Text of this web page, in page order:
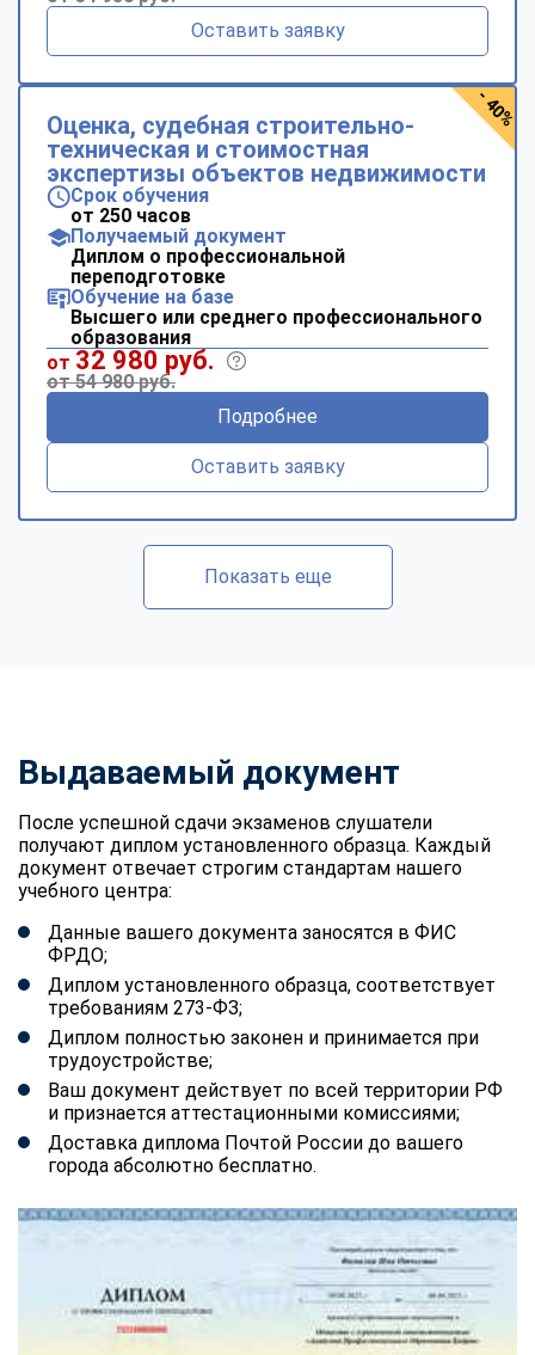
Оставить заявку
Оценка, судебная строительно-
техническая и стоимостная
экспертизы объектов недвижимости
Срок обучения
от 250 часов
Получаемый документ
Диплом о профессиональной
переподготовке
Обучение на базе
Высшего или среднего профессионального
образования
от 32 980 руб.
от 54 980 руб.
Подробнее
Оставить заявку
- 40%
Показать еще
Выдаваемый документ
После успешной сдачи экзаменов слушатели
получают диплом установленного образца. Каждый
документ отвечает строгим стандартам нашего
учебного центра:
Данные вашего документа заносятся в ФИС
ФРДО;
Диплом установленного образца, соответствует
требованиям 273-ФЗ;
Диплом полностью законен и принимается при
трудоустройстве;
Ваш документ действует по всей территории РФ
и признается аттестационными комиссиями;
Доставка диплома Почтой России до вашего
города абсолютно бесплатно.